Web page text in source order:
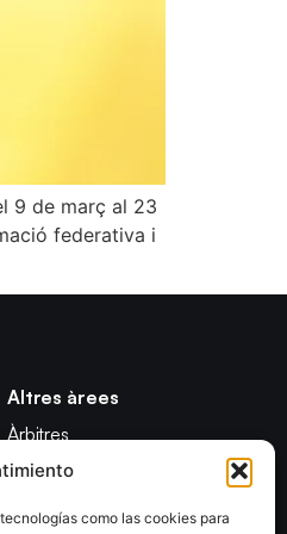
como las cookies para
9 de març al 23
federativa i
Altres àrees
Àrbitres
Formació
Notícies